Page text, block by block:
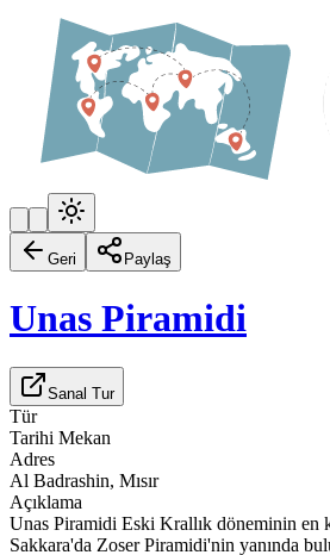
Geri Paylaş
Unas Piramidi
Sanal Tur
Tür
Tarihi Mekan
Adres
Al Badrashin, Mısır
Açıklama
Unas Piramidi Eski Krallık döneminin en
Sakkara'da Zoser Piramidi'nin yanında